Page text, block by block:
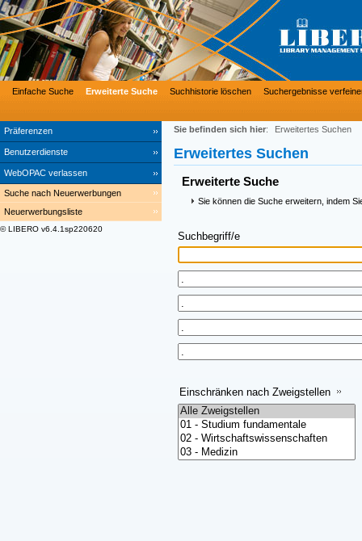
Präferenzen
Benutzerdienste
WebOPAC verlassen
Einfache Suche Erweiterte Suche Suchhistorie löschen Suchergebnisse
Suche nach Neuerwerbungen
Neuerwerbungsliste
© LIBERO v6.4.1sp220620
Sie befinden sich hier: Erweitertes Suchen
Erweitertes Suchen
Erweiterte Suche
Sie können die Suche erweitern, indem
Suchbegriff/e
Einschränken nach Zweigstellen